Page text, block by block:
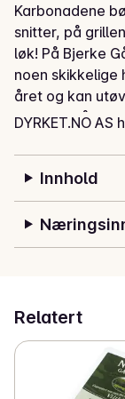
Karbonadene
snitter, på
løk! På Bjerke
noen skikkelige
året og kan
skogsområder.
øyne, nese og
dyrevelferd.
DYRKET.NO
Innhold
Relatert